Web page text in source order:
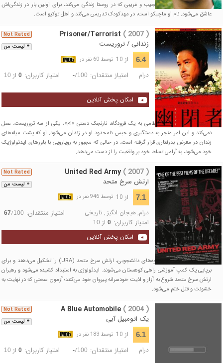
یوجین، کشاورز جوان و عجیب و غریبی که در روستا زندگی می‌کند، برای اولین بار در زندگی‌اش
عاشق می‌شود. نام او ماچیکو است، در مهدکودک تدریس می‌کند و اهل توکیو است.
+ لیست من
Not Rated Prisoner/Terrorist ( 2007 )
زندانی / تروریست
6.4 از 10 توسط 60 نفر در
درام امتیاز منتقدان: -/100 امتیاز کاربران: 0از 10
امکان پخش آنلاین
در جریان یک حمله شبه‌نظامی به یک فرودگاه، نارنجک دستی «ام»، یکی از سه تروریست، عمل
نمی‌کند و این امر منجر به دستگیری و حبس نامحدود او در زندان می‌شود. او که پشت میله‌های
زندان در معرض بدرفتاری قرار گرفته است، در حالی که مجبور به رویارویی با باورهای ایدئولوژیک
خود می‌شود، به آرامی تسلط خود بر واقعیت را از دست می‌دهد.
+ لیست من
Not Rated United Red Army ( 2007 )
ارتش سرخ متحد
7.1 از 10 توسط 946 نفر در
درام, هیجان انگیز , تاریخی امتیاز منتقدان: 67/100
امتیاز کاربران: 0از 10
امکان پخش آنلاین
دو گروه از رادیکال‌ترین گروه‌های دانشجویی، ارتش سرخ متحد (URA) را تشکیل می‌دهند و برای
برپایی یک کمپ آموزشی راهی کوهستان می‌شوند. ایدئولوژی به استبداد کشیده می‌شود و رهبران
ارتش سرخ متحد شروع به آزار و اذیت خودسرانه پیروان خود می‌کنند؛ آزمون سختی که در نهایت به
خشونت و قتل ختم می‌شود.
+ لیست من
Not Rated A Blue Automobile ( 2004 )
یک اتومبیل آبی
6.1 از 10 توسط 183 نفر در
درام امتیاز منتقدان: -/100 امتیاز کاربران: 0از 10